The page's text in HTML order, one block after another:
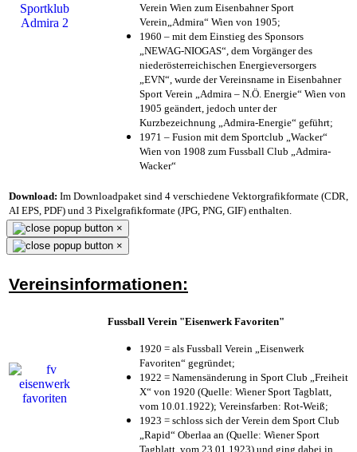
Verein Wien zum Eisenbahner Sport
Verein„Admira“ Wien von 1905;
1960 – mit dem Einstieg des Sponsors
„NEWAG-NIOGAS“, dem Vorgänger des
niederösterreichischen Energieversorgers
„EVN“, wurde der Vereinsname in Eisenbahner
Sport Verein „Admira – N.Ö. Energie“ Wien von
1905 geändert, jedoch unter der
Kurzbezeichnung „Admira-Energie“ geführt;
1971 – Fusion mit dem Sportclub „Wacker“
Wien von 1908 zum Fussball Club „Admira-
Wacker“
Download: Im Downloadpaket sind 4 verschiedene Vektorgrafikformate (CDR,
AI EPS, PDF) und 3 Pixelgrafikformate (JPG, PNG, GIF) enthalten.
×
×
Vereinsinformationen:
Fussball Verein "Eisenwerk Favoriten"
1920 = als Fussball Verein „Eisenwerk
Favoriten“ gegründet;
1922 = Namensänderung in Sport Club „Freiheit
X“ von 1920 (Quelle: Wiener Sport Tagblatt,
vom 10.01.1922); Vereinsfarben: Rot-Weiß;
1923 = schloss sich der Verein dem Sport Club
„Rapid“ Oberlaa an (Quelle: Wiener Sport
Tagblatt, vom 23.01.1923) und ging dabei in